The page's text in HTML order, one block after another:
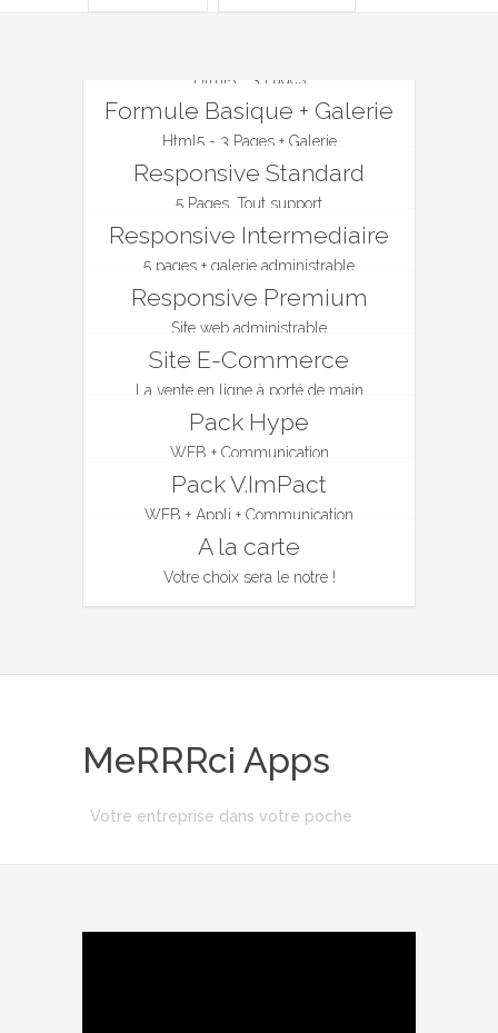
Html5 - 3 Pages
Formule Basique + Galerie
Html5 - 3 Pages + Galerie
Responsive Standard
5 Pages, Tout support
Responsive Intermediaire
5 pages + galerie administrable
Responsive Premium
Site web administrable
Site E-Commerce
La vente en ligne à porté de main
Pack Hype
WEB + Communication
Pack V.ImPact
WEB + Appli + Communication
A la carte
Votre choix sera le notre !
MeRRRci Apps
Votre entreprise dans votre poche